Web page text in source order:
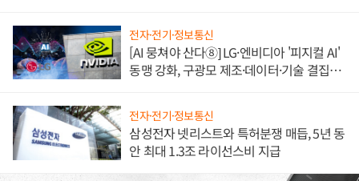
전자·전기·정보통신
[AI 뭉쳐야 산다⑧] LG·엔비디아 '피지컬 AI'
동맹 강화, 구광모 제조·데이터·기술 결집
전자·전기·정보통신
삼성전자 넷리스트와 특허분쟁 매듭, 5년 동
안 최대 1.3조 라이선스비 지급